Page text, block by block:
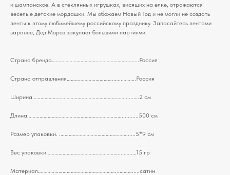
и шампанское. А в стеклянных игрушках, висящих на елке, отражаются
веселые детские мордашки. Мы обожаем Новый Год и не могли не создать
ленты к этому любимейшему российскому празднику. Запасайтесь лентами
заранее, Дед Мороз закупает большими партиями.
Страна бренда………………………………………………....…..Россия
Страна отправления……………………………..…..……….Россия
Ширина……………………………….…………………………......….2 см
Длина……………………………………………………………...........500 см
Размер упаковки. .……………………………………….….....5*9 см
Вес упаковки…………………………….……………….....…..…15 гр
Материал…………………………….…………….……...……….....сатин